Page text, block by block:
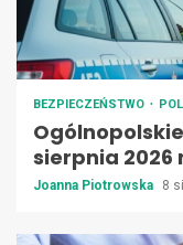
BEZPIECZEŃSTWO
sierpnia 2026
Joanna Piotrowska 8